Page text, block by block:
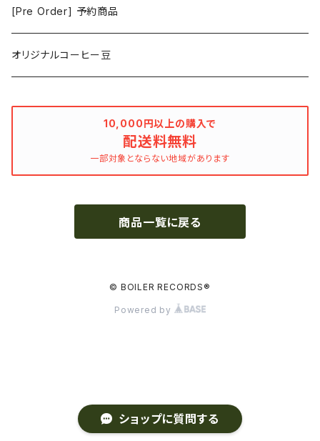
ショップに質問する
ゲーム
ミュージカル/音楽/ドキュメンタリー/コンピ
Christopher Nolan
[USED] 中古レコード
Grouper
Bill Callahan
Phoebe Bridgers
The Beautiful South
[Pre Order] 予約商品
オリジナルコーヒー豆
10,000円以上の購入で
配送料無料
一部対象とならない地域があります
商品一覧に戻る
© BOILER RECORDS®
Powered by